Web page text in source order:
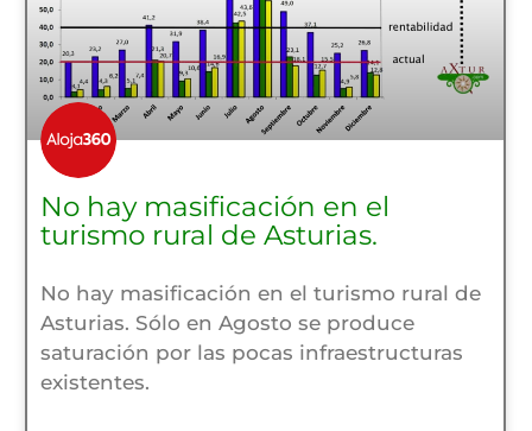
No hay masificación en el
turismo rural de Asturias.
No hay masificación en el turismo rural de
Asturias. Sólo en Agosto se produce
saturación por las pocas infraestructuras
existentes.